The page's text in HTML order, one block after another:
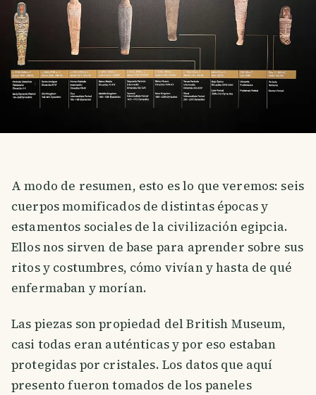
A modo de resumen, esto es lo que veremos: seis
cuerpos momificados de distintas épocas y
estamentos sociales de la civilización egipcia.
Ellos nos sirven de base para aprender sobre sus
ritos y costumbres, cómo vivían y hasta de qué
enfermaban y morían.
Las piezas son propiedad del British Museum,
casi todas eran auténticas y por eso estaban
protegidas por cristales. Los datos que aquí
presento fueron tomados de los paneles